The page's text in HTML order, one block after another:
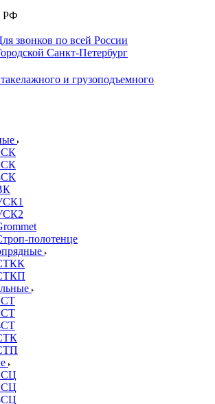
РФ
звонков по всей России
Санкт-Петербург
полотенце